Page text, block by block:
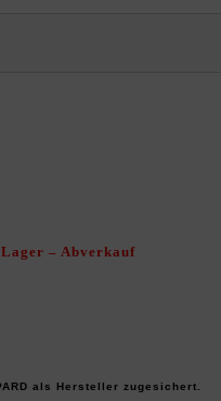
Lager – Abverkauf
als Hersteller zugesichert.